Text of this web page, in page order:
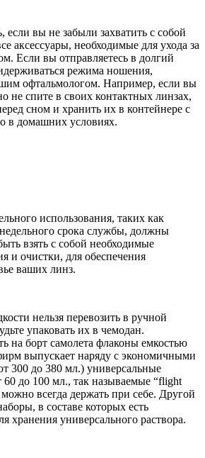
если вы не забыли захватить с собой
аксессуары, необходимые для ухода за
Если вы отправляетесь в долгий
режима ношения,
офтальмологом. Например, если вы
не спите в своих контактных линзах,
сном и хранить их в контейнере с
в домашних условиях.
использования, таких как
срока службы, должны
взять с собой необходимые
и очистки, для обеспечения
ваших линз.
нельзя перевозить в ручной
упаковать их в чемодан.
на борт самолета флаконы емкостью
выпускает наряду с экономичными
300 до 380 мл.) универсальные
60 до 100 мл., так называемые “flight
всегда держать при себе. Другой
в составе которых есть
хранения универсального раствора.